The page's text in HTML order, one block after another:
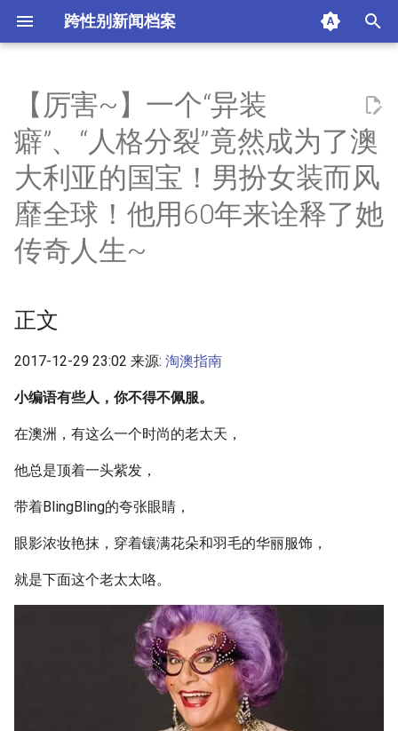
跨性别新闻档案
t
i
a
l
z
s
e
a
r
c
h
正文
摘要与附加信息
附加信息 [Processed Page
Metadata]
【厉害~】一个“异装
癖”、“人格分裂”竟然成为了澳
大利亚的国宝！男扮女装而风
靡全球！他用60年来诠释了她
传奇人生~
正文
2017-12-29 23:02 来源: 淘澳指南
小编语有些人，你不得不佩服。
在澳洲，有这么一个时尚的老太天，
他总是顶着一头紫发，
带着BlingBling的夸张眼睛，
眼影浓妆艳抹，穿着镶满花朵和羽毛的华丽服饰，
就是下面这个老太太咯。